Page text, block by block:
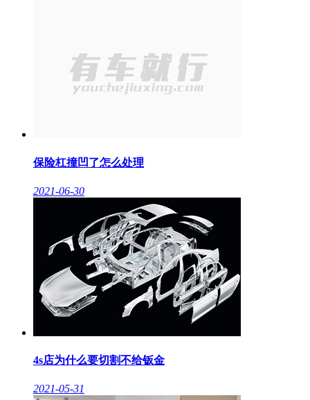
保险杠撞凹了怎么处理
2021-06-30
4s店为什么要切割不给钣金
2021-05-31